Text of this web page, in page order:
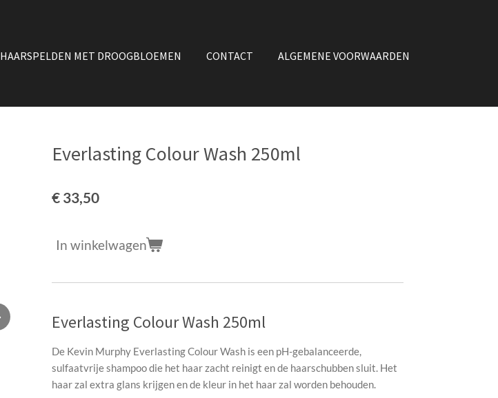
HAARSPELDEN MET DROOGBLOEMEN CONTACT ALGEMENE VOORWAARDEN
Everlasting Colour Wash 250ml
€ 33,50
In winkelwagen
Everlasting Colour Wash 250ml
De Kevin Murphy Everlasting Colour Wash is een pH-gebalanceerde,
sulfaatvrije shampoo die het haar zacht reinigt en de haarschubben sluit. Het
haar zal extra glans krijgen en de kleur in het haar zal worden behouden.